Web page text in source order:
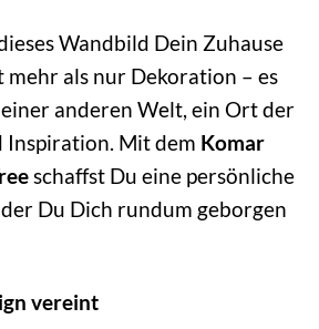
Wandbild Dein Zuhause
mehr als nur Dekoration – es
anderen Welt, ein Ort der
Inspiration. Mit dem Komar
schaffst Du eine persönliche
Du Dich rundum geborgen
vereint